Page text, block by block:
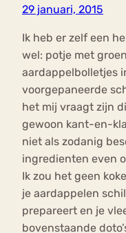
29 januari, 2015
Ik heb er zelf een
wel: potje met
aardappelbolletjes
voorgepaneerde
het mij vraagt zijn
gewoon kant-en-
niet als zodanig
ingredienten even
Ik zou het geen
je aardappelen
prepareert en je
bovenstaande